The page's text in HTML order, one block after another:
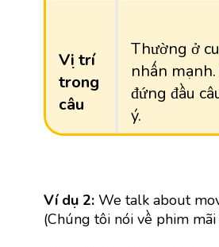
Vị trí
trong
câu
Thường ở
nhấn
đứng đầu
ý.
Ví dụ 2: We talk about
(Chúng tôi nói về phim mãi